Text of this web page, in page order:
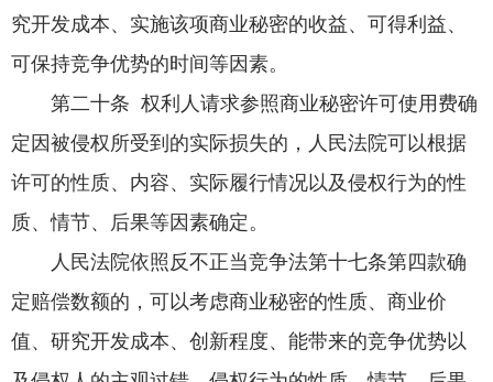
究开发成本、实施该项商业秘密的收益、可得利益、
可保持竞争优势的时间等因素。
第二十条 权利人请求参照商业秘密许可使用费确
定因被侵权所受到的实际损失的，人民法院可以根据
许可的性质、内容、实际履行情况以及侵权行为的性
质、情节、后果等因素确定。
人民法院依照反不正当竞争法第十七条第四款确
定赔偿数额的，可以考虑商业秘密的性质、商业价
值、研究开发成本、创新程度、能带来的竞争优势以